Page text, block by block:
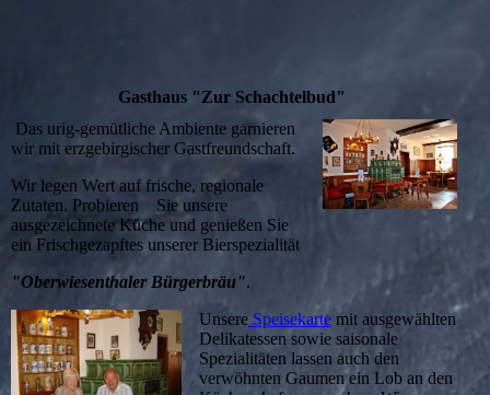
Gasthaus "Zur Schachtelbud"
Das urig-gemütliche Ambiente garnieren
wir mit erzgebirgischer Gastfreundschaft.
Wir legen Wert auf frische, regionale
Zutaten. Probieren Sie unsere
ausgezeichnete Küche und genießen Sie
ein Frischgezapftes unserer Bierspezialität
"Oberwiesenthaler Bürgerbräu".
UnsereSpeisekartemit ausgewählten
Delikatessen sowie saisonale
Spezialitäten lassen auch den
verwöhnten Gaumen ein Lob an den